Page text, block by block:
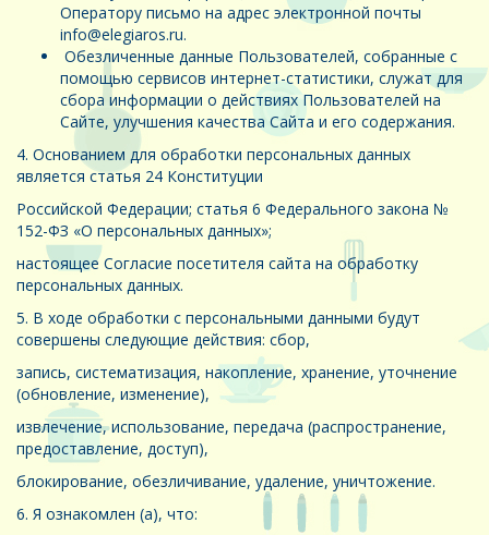
Оператору письмо на адрес электронной почты
info@elegiaros.ru.
Обезличенные данные Пользователей, собранные с
помощью сервисов интернет-статистики, служат для
сбора информации о действиях Пользователей на
Сайте, улучшения качества Сайта и его содержания.
4. Основанием для обработки персональных данных
является статья 24 Конституции
Российской Федерации; статья 6 Федерального закона №
152-ФЗ «О персональных данных»;
настоящее Согласие посетителя сайта на обработку
персональных данных.
5. В ходе обработки с персональными данными будут
совершены следующие действия: сбор,
запись, систематизация, накопление, хранение, уточнение
(обновление, изменение),
извлечение, использование, передача (распространение,
предоставление, доступ),
блокирование, обезличивание, удаление, уничтожение.
6. Я ознакомлен (а), что: